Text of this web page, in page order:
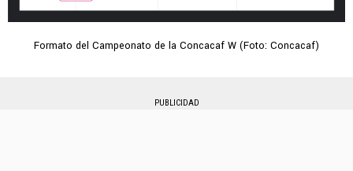
Formato del Campeonato de la Concacaf W (Foto: Concacaf)
PUBLICIDAD